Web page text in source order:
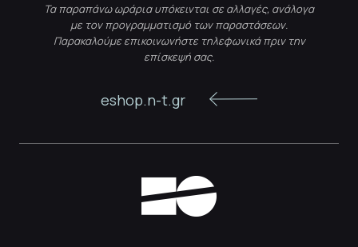
Τα παραπάνω ωράρια υπόκεινται σε αλλαγές, ανάλογα
με τον προγραμματισμό των παραστάσεων.
Παρακαλούμε επικοινωνήστε τηλεφωνικά πριν την
επίσκεψή σας.
eshop.n-t.gr